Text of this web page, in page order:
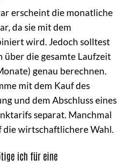
erscheint die monatliche
da sie mit dem
wird. Jedoch solltest
über die gesamte Laufzeit
genau berechnen.
mit dem Kauf des
und dem Abschluss eines
separat. Manchmal
die wirtschaftlichere Wahl.
ich für eine